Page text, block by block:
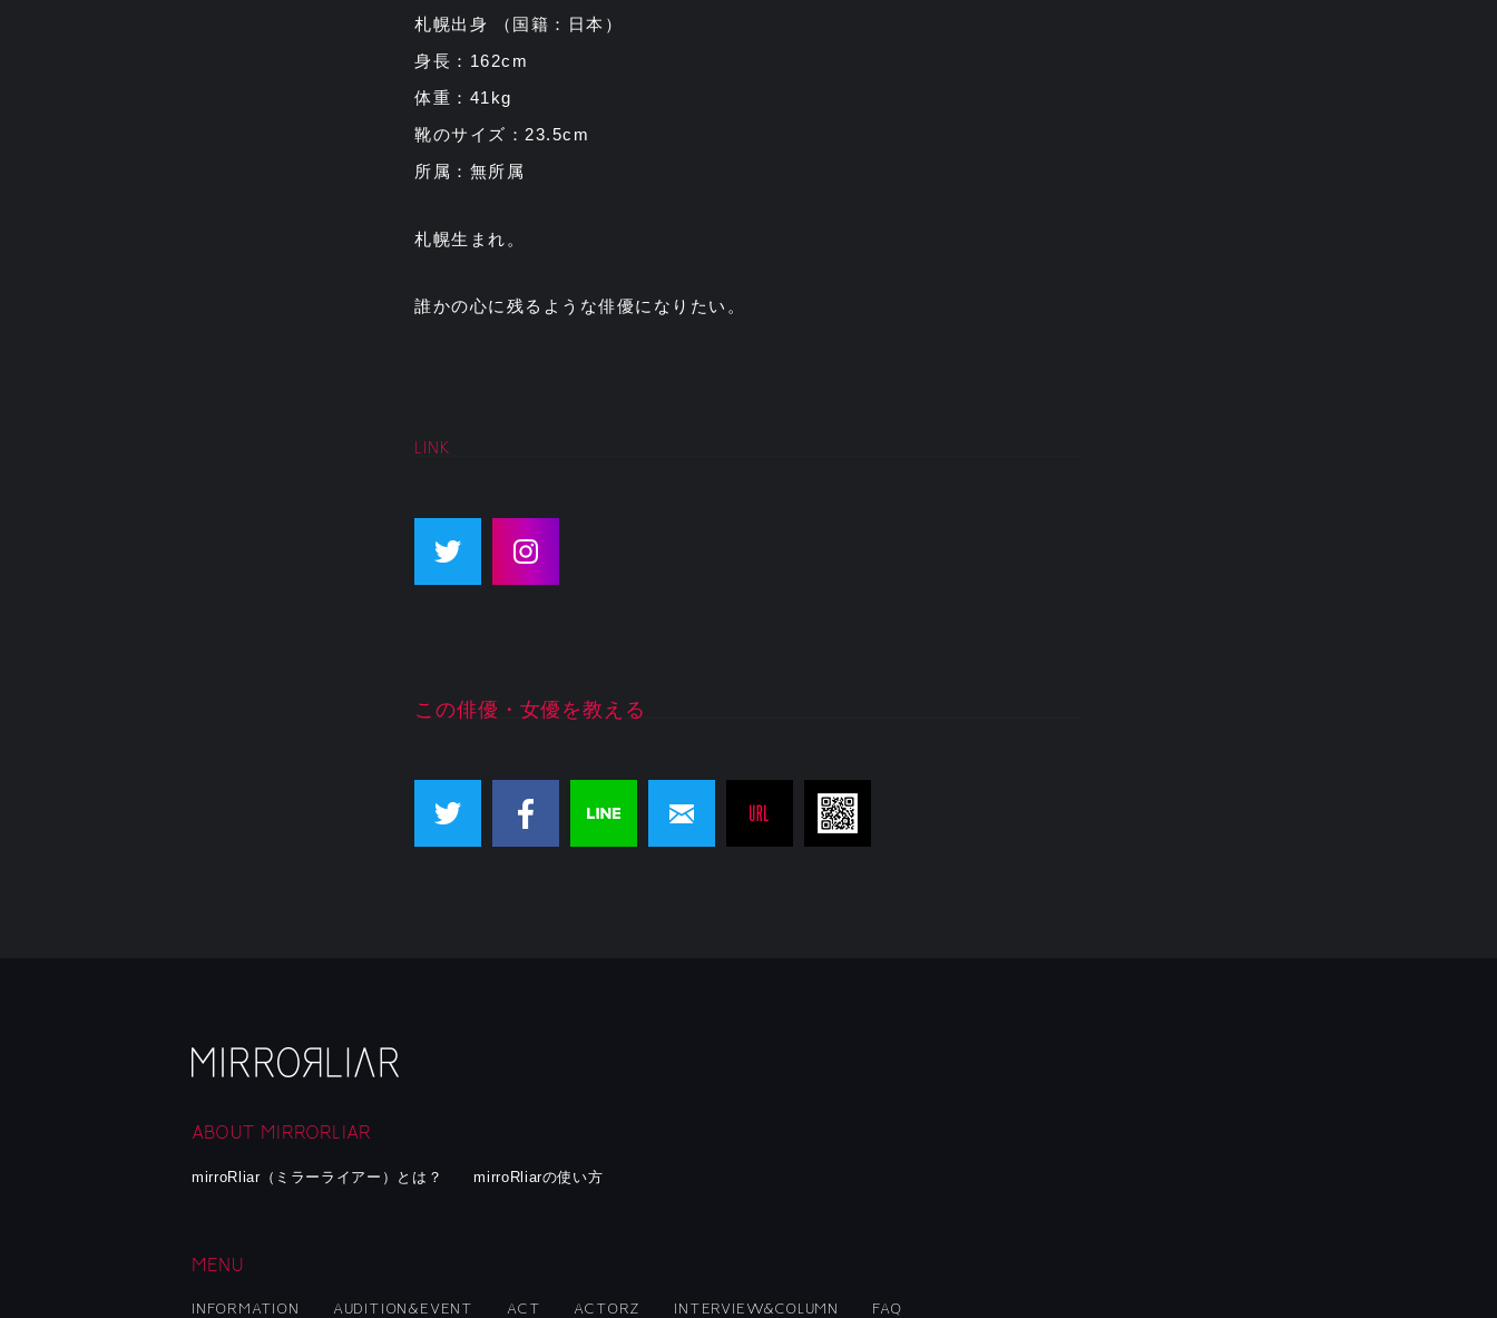
札幌出身 （国籍：日本）
身長：162cm
体重：41kg
靴のサイズ：23.5cm
所属：無所属
札幌生まれ。
誰かの心に残るような俳優になりたい。
LINK
この俳優・女優を教える
ABOUT MIRRORLIAR
mirroRliar（ミラーライアー）とは？ mirroRliarの使い方
MENU
INFORMATION AUDITION&EVENT ACT ACTORZ INTERVIEW&COLUMN FAQ